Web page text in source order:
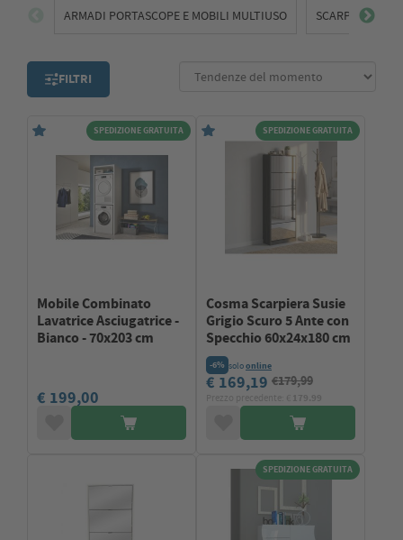
ARMADI PORTASCOPE E MOBILI MULTIUSO SCARPIERE
FILTRI
SPEDIZIONE GRATUITA
Mobile Combinato
Lavatrice Asciugatrice -
Bianco - 70x203 cm
€ 199,00
SPEDIZIONE GRATUITA
Cosma Scarpiera Susie
Grigio Scuro 5 Ante con
Specchio 60x24x180 cm
-6% soloonline
€ 169,19 €179,99
SPEDIZIONE GRATUITA